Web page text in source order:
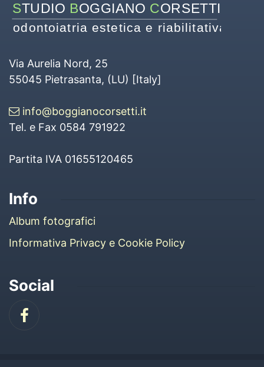
STUDIO BOGGIANO CORSETTI
odontoiatria estetica e riabilitativa
Via Aurelia Nord, 25
55045 Pietrasanta, (LU) [Italy]
info@boggianocorsetti.it
Tel. e Fax 0584 791922
Partita IVA 01655120465
Info
Album fotografici
Informativa Privacy e Cookie Policy
Social